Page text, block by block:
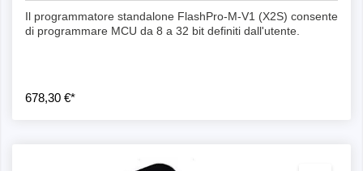
Il programmatore standalone FlashPro-M-V1 (X2S) consente
di programmare MCU da 8 a 32 bit definiti dall'utente.
678,30 €*